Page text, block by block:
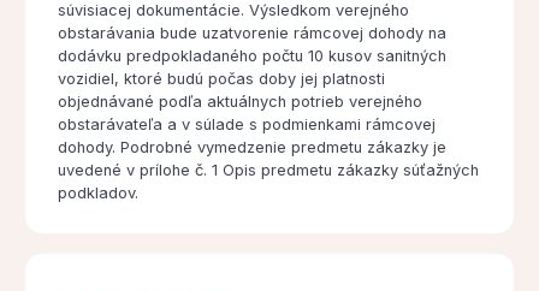
súvisiacej dokumentácie. Výsledkom verejného
obstarávania bude uzatvorenie rámcovej dohody na
dodávku predpokladaného počtu 10 kusov sanitných
vozidiel, ktoré budú počas doby jej platnosti
objednávané podľa aktuálnych potrieb verejného
obstarávateľa a v súlade s podmienkami rámcovej
dohody. Podrobné vymedzenie predmetu zákazky je
uvedené v prílohe č. 1 Opis predmetu zákazky súťažných
podkladov.